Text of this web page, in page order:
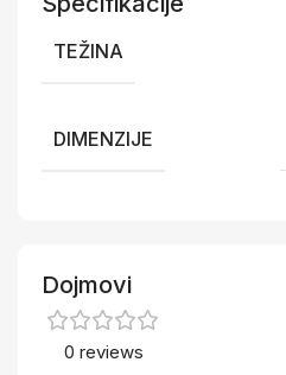
TEŽINA
DIMENZIJE
Dojmovi
0 reviews